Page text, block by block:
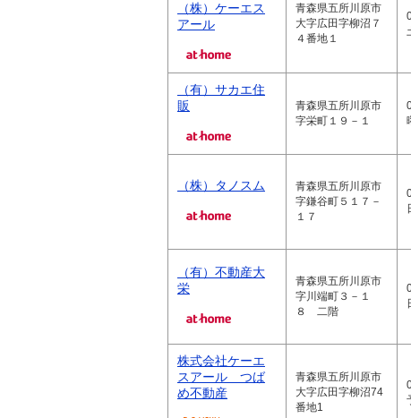
（株）ケーエス
アール
青森県五所川原市
大字広田字柳沼７
４番地１
（有）サカエ住
販
青森県五所川原市
字栄町１９－１
（株）タノスム
青森県五所川原市
字鎌谷町５１７－
１７
（有）不動産大
栄
青森県五所川原市
字川端町３－１
８ 二階
株式会社ケーエ
スアール つば
め不動産
青森県五所川原市
大字広田字柳沼74
番地1